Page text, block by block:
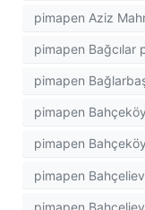
pimapen Aziz
pimapen Bağcılar
pimapen
pimapen
pimapen
pimapen
pimapen